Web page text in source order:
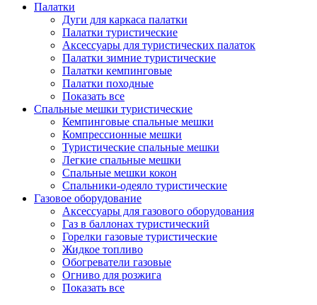
Палатки
Дуги для каркаса палатки
Палатки туристические
Аксессуары для туристических палаток
Палатки зимние туристические
Палатки кемпинговые
Палатки походные
Показать все
Спальные мешки туристические
Кемпинговые спальные мешки
Компрессионные мешки
Туристические спальные мешки
Легкие спальные мешки
Спальные мешки кокон
Спальники-одеяло туристические
Газовое оборудование
Аксессуары для газового оборудования
Газ в баллонах туристический
Горелки газовые туристические
Жидкое топливо
Обогреватели газовые
Огниво для розжига
Показать все